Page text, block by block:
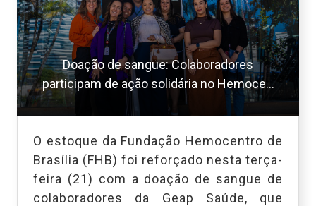
Doação de sangue: Colaboradores
participam de ação solidária no Hemoce...
O estoque da Fundação Hemocentro de
Brasília (FHB) foi reforçado nesta terça-
feira (21) com a doação de sangue de
colaboradores da Geap Saúde, que